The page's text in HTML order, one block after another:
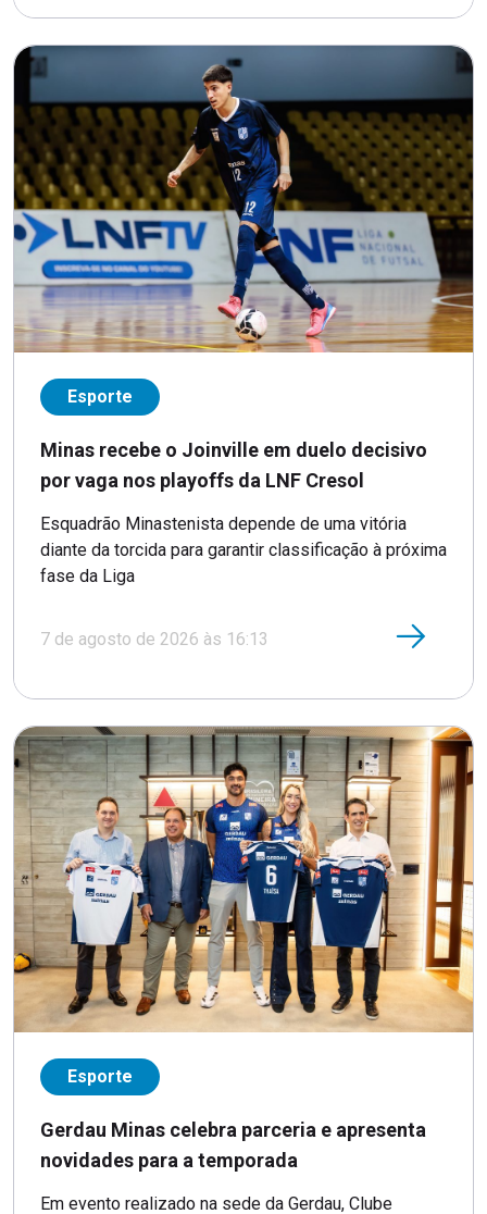
Esporte
Minas recebe o Joinville em duelo decisivo
por vaga nos playoffs da LNF Cresol
Esquadrão Minastenista depende de uma vitória
diante da torcida para garantir classificação à próxima
fase da Liga
7 de agosto de 2026 às 16:13
Esporte
Gerdau Minas celebra parceria e apresenta
novidades para a temporada
Em evento realizado na sede da Gerdau, Clube